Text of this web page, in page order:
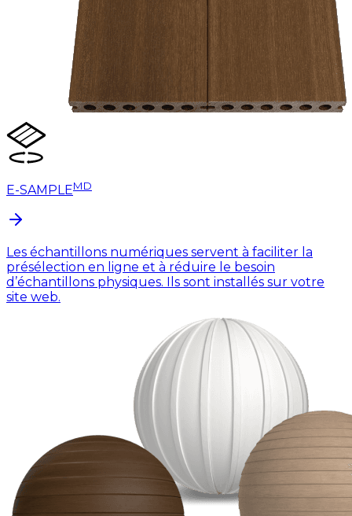
E-SAMPLEMD
Les échantillons numériques servent à faciliter la
présélection en ligne et à réduire le besoin
d’échantillons physiques. Ils sont installés sur votre
site web.